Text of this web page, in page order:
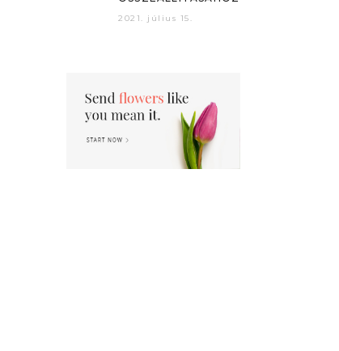
2021. július 15.